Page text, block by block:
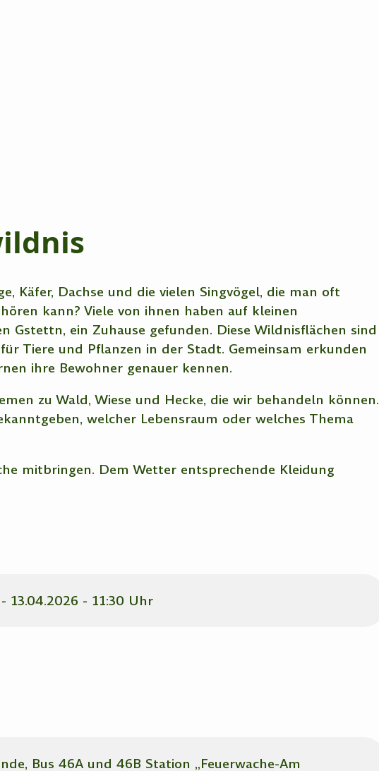
Käfer, Dachse und die vielen Singvögel, die man oft
kann? Viele von ihnen haben auf kleinen
Gstettn, ein Zuhause gefunden. Diese Wildnisflächen sind
Tiere und Pflanzen in der Stadt. Gemeinsam erkunden
ihre Bewohner genauer kennen.
zu Wald, Wiese und Hecke, die wir behandeln können.
welcher Lebensraum oder welches Thema
mitbringen. Dem Wetter entsprechende Kleidung
13.04.2026 - 11:30 Uhr
Bus 46A und 46B Station „Feuerwache-Am